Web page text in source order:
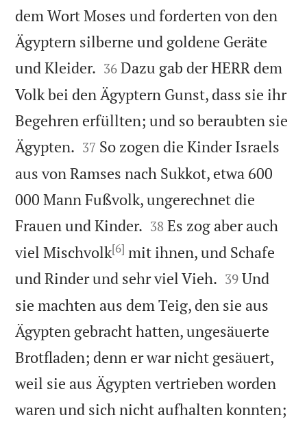
dem Wort Moses und forderten von den
Ägyptern silberne und goldene Geräte
und Kleider. 

36 Dazu gab der HERR dem
Volk bei den Ägyptern Gunst, dass sie ihr
Begehren erfüllten; und so beraubten sie
Ägypten. 

37 So zogen die Kinder Israels
aus von Ramses nach Sukkot, etwa 600
000 Mann Fußvolk, ungerechnet die
Frauen und Kinder. 

38 Es zog aber auch
viel Mischvolk[6] mit ihnen, und Schafe
und Rinder und sehr viel Vieh. 

39 Und
sie machten aus dem Teig, den sie aus
Ägypten gebracht hatten, ungesäuerte
Brotfladen; denn er war nicht gesäuert,
weil sie aus Ägypten vertrieben worden
waren und sich nicht aufhalten konnten;